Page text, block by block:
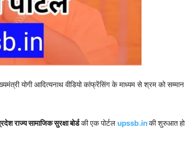
योगी आदित्यनाथ वीडियो कांफ्रेंसिंग के माध्यम से श्रम को सम्मान
राज्य सामाजिक सुरक्षा बोर्डकी एक पोर्टल upssb.inकी शुरुआत हो